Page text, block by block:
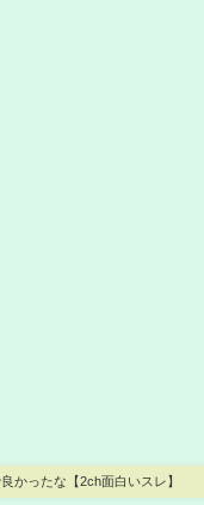
かったな【2ch面白いスレ】